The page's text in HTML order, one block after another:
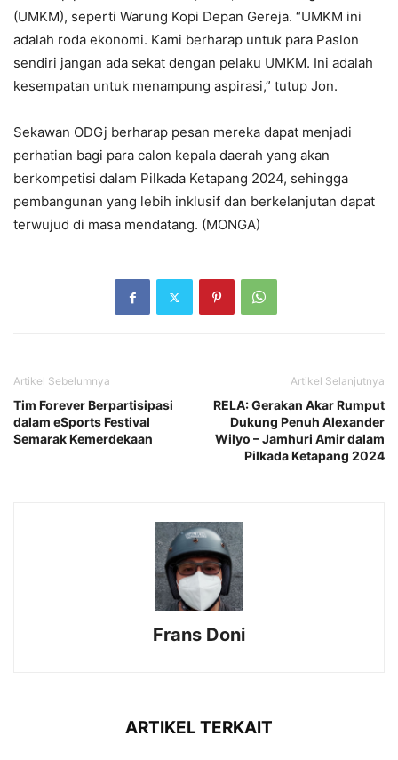
(UMKM), seperti Warung Kopi Depan Gereja. “UMKM ini
adalah roda ekonomi. Kami berharap untuk para Paslon
sendiri jangan ada sekat dengan pelaku UMKM. Ini adalah
kesempatan untuk menampung aspirasi,” tutup Jon.
Sekawan ODGj berharap pesan mereka dapat menjadi
perhatian bagi para calon kepala daerah yang akan
berkompetisi dalam Pilkada Ketapang 2024, sehingga
pembangunan yang lebih inklusif dan berkelanjutan dapat
terwujud di masa mendatang. (MONGA)
Artikel Sebelumnya
Tim Forever Berpartisipasi
dalam eSports Festival
Semarak Kemerdekaan
Artikel Selanjutnya
RELA: Gerakan Akar Rumput
Dukung Penuh Alexander
Wilyo – Jamhuri Amir dalam
Pilkada Ketapang 2024
Frans Doni
ARTIKEL TERKAIT